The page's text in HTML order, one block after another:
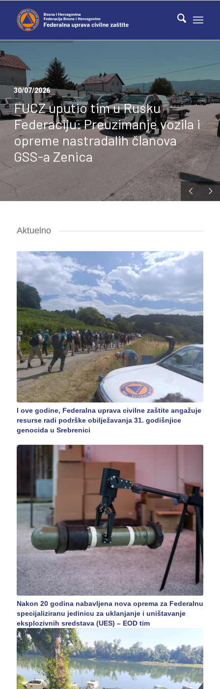
FUCZ uputio tim u Rusku
Federaciju: Preuzimanje vozila i
opreme nastradalih članova
GSS-a Zenica
30/07/2026
Aktuelno
I ove godine, Federalna uprava civilne zaštite angažuje
resurse radi podrške obilježavanja 31. godišnjice
genocida u Srebrenici
Nakon 20 godina nabavljena nova oprema za Federalnu
specijaliziranu jedinicu za uklanjanje i uništavanje
eksplozivnih sredstava (UES) – EOD tim